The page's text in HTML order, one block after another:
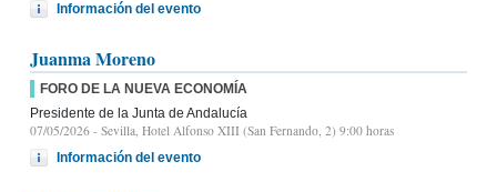
Información del evento
Juanma Moreno
FORO DE LA NUEVA ECONOMÍA
Presidente de la Junta de Andalucía
07/05/2026 - Sevilla, Hotel Alfonso XIII (San Fernando, 2) 9:00 horas
Información del evento